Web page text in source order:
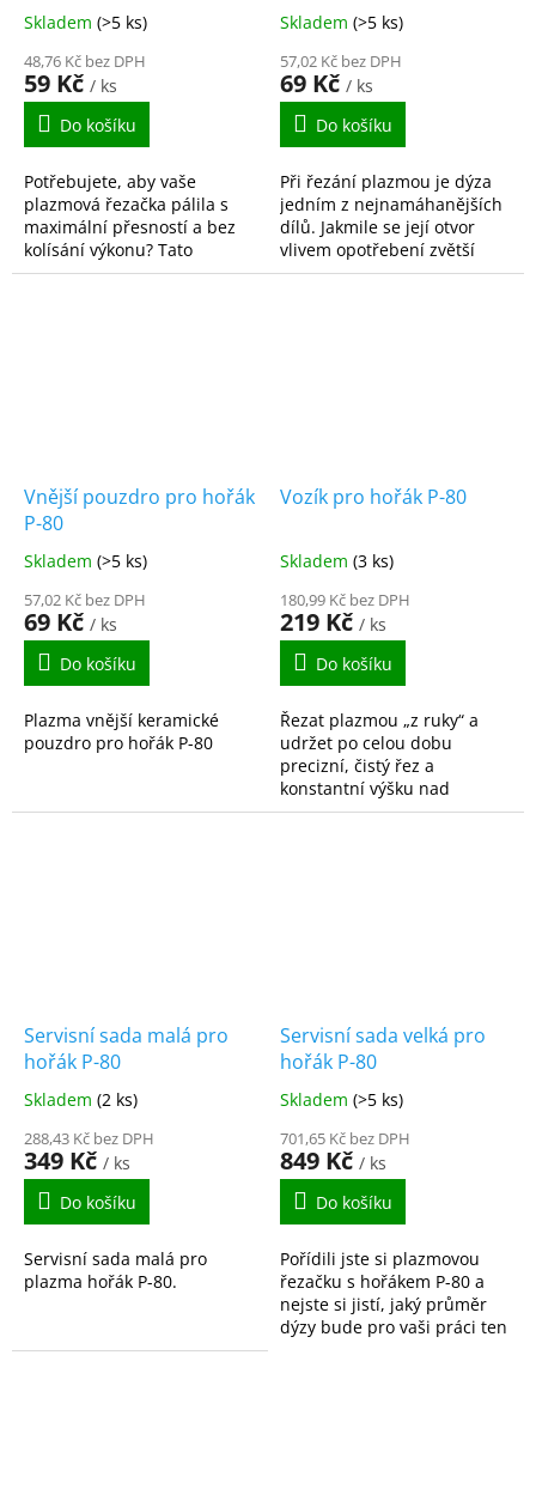
Skladem (>5 ks)
48,76 Kč bez DPH
59 Kč / ks
Do košíku
Potřebujete, aby vaše
plazmová řezačka pálila s
maximální přesností a bez
kolísání výkonu? Tato
náhradní elektroda je
Skladem (>5 ks)
57,02 Kč bez DPH
69 Kč / ks
Do košíku
Při řezání plazmou je dýza
jedním z nejnamáhanějších
dílů. Jakmile se její otvor
vlivem opotřebení zvětší
nebo zdeformuje, oblouk
Vnější pouzdro pro hořák
P-80
Skladem (>5 ks)
57,02 Kč bez DPH
69 Kč / ks
Do košíku
Plazma vnější keramické
pouzdro pro hořák P-80
Vozík pro hořák P-80
Skladem (3 ks)
180,99 Kč bez DPH
219 Kč / ks
Do košíku
Řezat plazmou „z ruky“ a
udržet po celou dobu
precizní, čistý řez a
konstantní výšku nad
materiálem je umění, které
Servisní sada malá pro
hořák P-80
Skladem (2 ks)
288,43 Kč bez DPH
349 Kč / ks
Do košíku
Servisní sada malá pro
plazma hořák P-80.
Servisní sada velká pro
hořák P-80
Skladem (>5 ks)
701,65 Kč bez DPH
849 Kč / ks
Do košíku
Pořídili jste si plazmovou
řezačku s hořákem P-80 a
nejste si jistí, jaký průměr
dýzy bude pro vaši práci ten